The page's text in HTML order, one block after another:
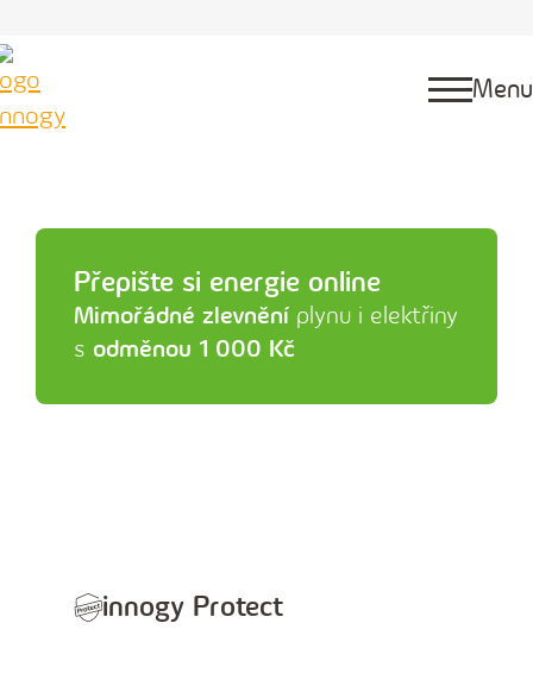
Menu
Přepište si energie online
Mimořádné zlevnění plynu i elektřiny
s odměnou 1 000 Kč
innogy Protect